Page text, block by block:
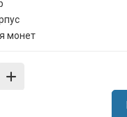
монет